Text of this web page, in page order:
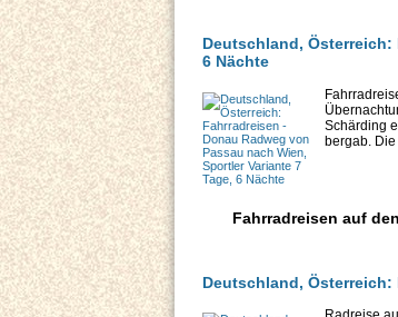
Deutschland, Österreich:
6 Nächte
Schärding
bergab. Die
Fahrradreisen auf
Deutschland, Österreich: